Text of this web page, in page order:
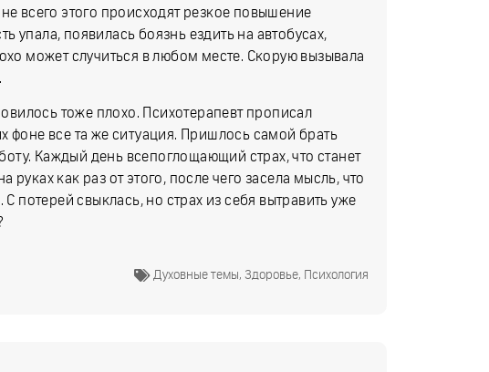
всего этого происходят резкое повышение
упала, появилась боязнь ездить на автобусах,
может случиться в любом месте. Скорую вызывала
тоже плохо. Психотерапевт прописал
фоне все та же ситуация. Пришлось самой брать
Каждый день всепоглощающий страх, что станет
как раз от этого, после чего засела мысль, что
потерей свыклась, но страх из себя вытравить уже
Духовные темы, Здоровье, Психология